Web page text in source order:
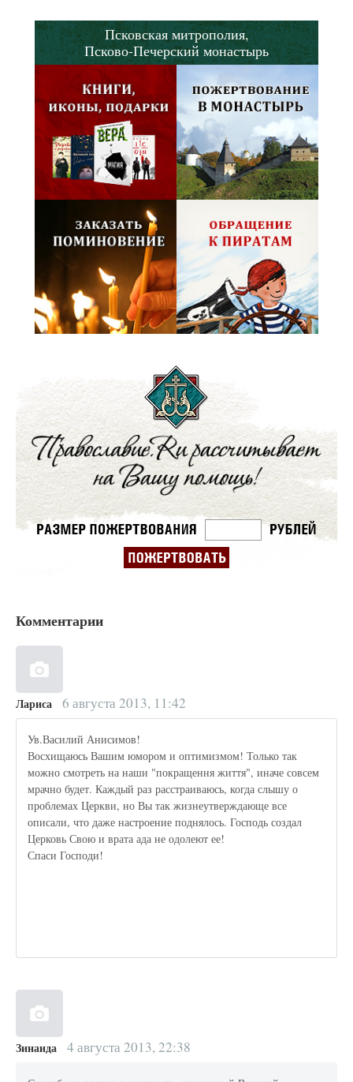
Псковская митрополия,
Псково-Печерский монастырь
Комментарии
Лариса 6 августа 2013, 11:42
Ув.Василий Анисимов!
Восхищаюсь Вашим юмором и оптимизмом! Только так
можно смотреть на наши "покращення життя", иначе совсем
мрачно будет. Каждый раз расстраиваюсь, когда слышу о
проблемах Церкви, но Вы так жизнеутверждающе все
описали, что даже настроение поднялось. Господь создал
Церковь Свою и врата ада не одолеют ее!
Спаси Господи!
Зинаида 4 августа 2013, 22:38